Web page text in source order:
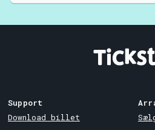
Support
Download billet